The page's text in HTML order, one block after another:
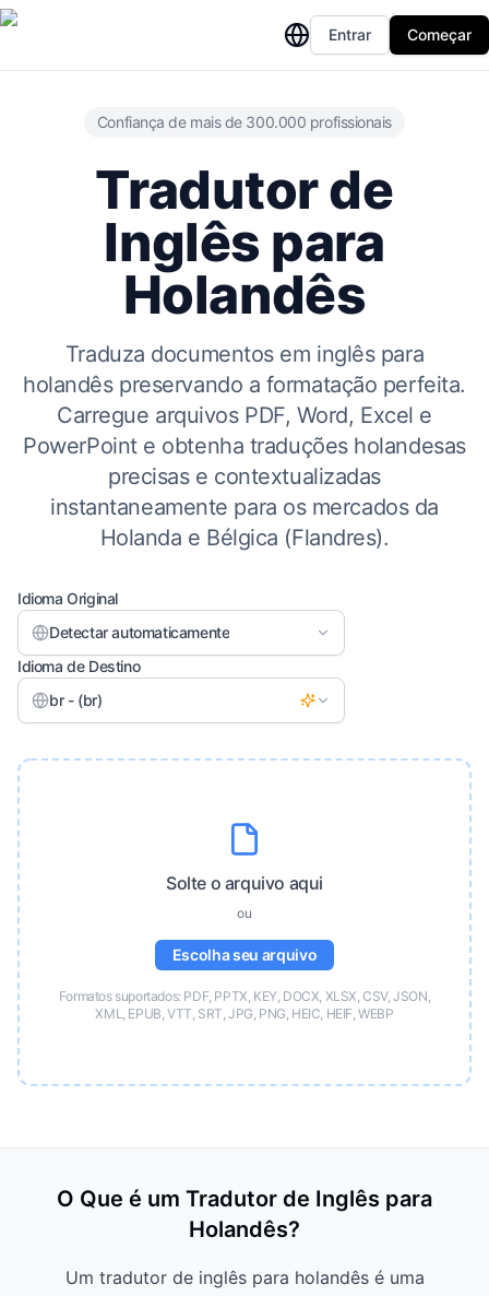
Entrar Começar
Confiança de mais de 300.000 profissionais
Tradutor de
Inglês para
Holandês
Traduza documentos em inglês para
holandês preservando a formatação perfeita.
Carregue arquivos PDF, Word, Excel e
PowerPoint e obtenha traduções holandesas
precisas e contextualizadas
instantaneamente para os mercados da
Holanda e Bélgica (Flandres).
Idioma Original
Detectar automaticamente
Idioma de Destino
br - (br)
Solte o arquivo aqui
ou
Escolha seu arquivo
Formatos suportados: PDF, PPTX, KEY, DOCX, XLSX, CSV, JSON,
XML, EPUB, VTT, SRT, JPG, PNG, HEIC, HEIF, WEBP
O Que é um Tradutor de Inglês para
Holandês?
Um tradutor de inglês para holandês é uma